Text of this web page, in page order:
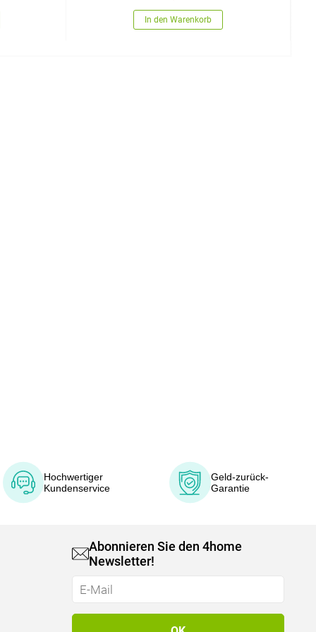
In den Warenkorb
Hochwertiger
Kundenservice
Geld-zurück-
Garantie
Abonnieren Sie den 4home
Newsletter!